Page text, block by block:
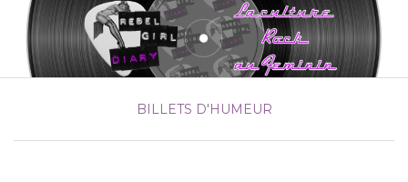
BILLETS D'HUMEUR